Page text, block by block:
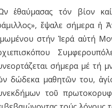
ἐθαύμασας τόν βίον
ἔψαλε σήμερα ἡ
στήν Ἱερά αὐτή
σήμερα μέ τή
δώδεκα μαθητῶν του,
τοῦ